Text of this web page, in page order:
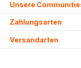
Unsere
Zahlungsarten
Versandarten